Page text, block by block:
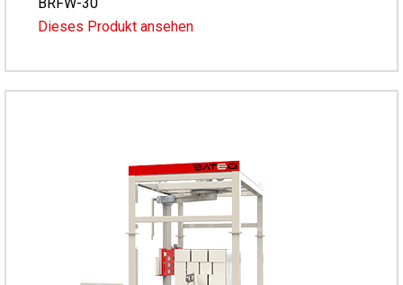
Dieses Produkt ansehen